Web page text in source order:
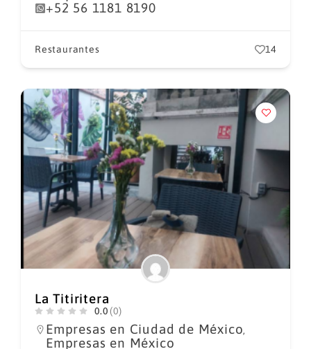
+52 56 1181 8190
Restaurantes 14
La Titiritera
0.0 (0)
Empresas en Ciudad de México,
Empresas en México